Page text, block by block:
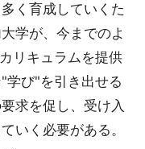
く育成していくた
学が、今までのよ
リキュラムを提供
学び"を引き出せる
求を促し、受け入
いく必要がある。